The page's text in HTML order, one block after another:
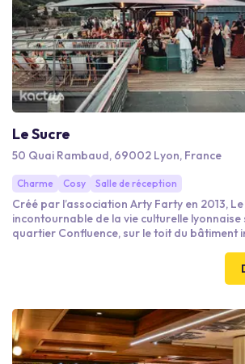
Le Sucre
50 Quai Rambaud, 69002 Lyon, France
Charme Cosy Salle de réception
Créé par l’association Arty Farty en 2013,
incontournable de la vie culturelle
quartier Confluence, sur le toit du bâtiment
club hexagonale et européenne, Le Sucre